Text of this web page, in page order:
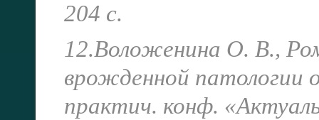
204 с.
12.Воложенина О. В.,
врожденной патологии
практич. конф.